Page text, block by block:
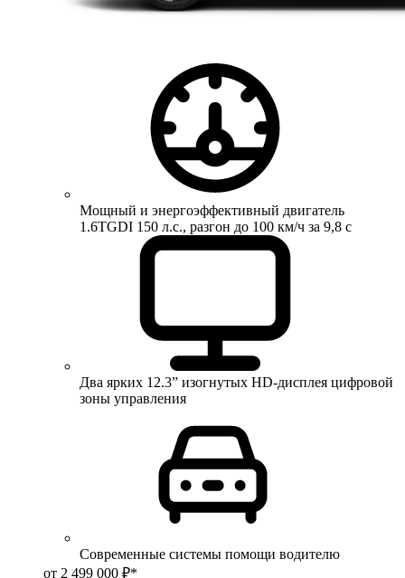
Мощный и энергоэффективный двигатель
1.6TGDI 150 л.с., разгон до 100 км/ч за 9,8 с
Два ярких 12.3” изогнутых HD-дисплея цифровой
зоны управления
Современные системы помощи водителю
от 2 499 000 ₽*